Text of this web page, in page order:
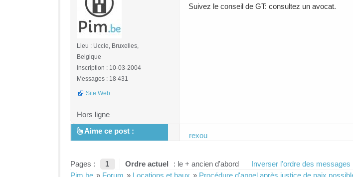
Lieu : Uccle, Bruxelles,
Belgique
Inscription : 10-03-2004
Messages : 18 431
Site Web
Suivez le conseil de GT: consultez un avocat.
Hors ligne
Aime ce post :
rexou
Pages : 1 Ordre actuel : le + ancien d'abord
Inverser l'ordre des messages
Pim.be » Forum » Locations et baux » Procédure d'appel après justice de paix